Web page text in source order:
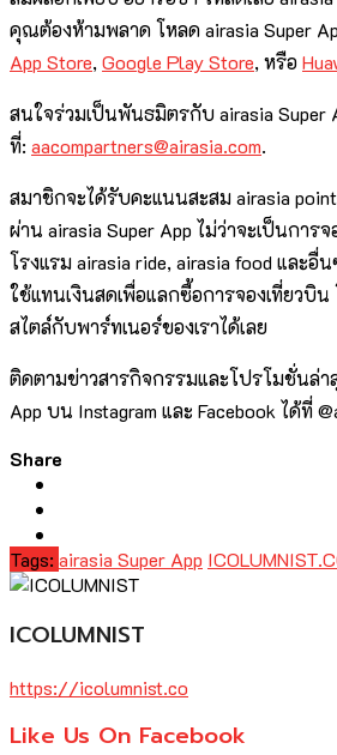
คุณต้องห้ามพลาด โหลดairasia Super
App Store, Google Play Store, หรือ
สนใจร่วมเป็นพันธมิตรกับairasia Super
ที่: aacompartners@airasia.com.
สมาชิกจะได้รับคะแนนสะสมairasia
ผ่าน airasia Super App ไม่ว่าจะเป็นการจ
โรงแรมairasia ride, airasia food และอื่
ใช้แทนเงินสดเพื่อแลกซื้อการจองเที่ยวบิน
สไตล์กับพาร์ทเนอร์ของเราได้เลย
ติดตามข่าวสารกิจกรรมและโปรโมชั่นล่า
App บน Instagram และ Facebook ได้ที่
Share
Tags: airasia Super App
ICOLUMNIST
https://icolumnist.co
Like Us On Facebook